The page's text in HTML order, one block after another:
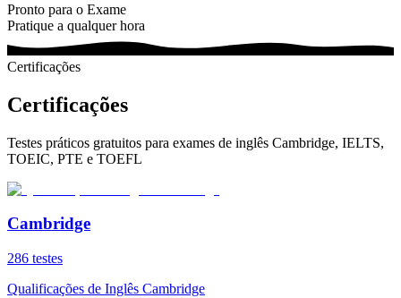
Pronto para o Exame
Pratique a qualquer hora
Certificações
Certificações
Testes práticos gratuitos para exames de inglês Cambridge, IELTS,
TOEIC, PTE e TOEFL
Cambridge
286 testes
Qualificações de Inglês Cambridge